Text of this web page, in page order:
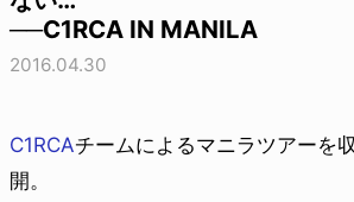
──C1RCA IN MANILA
2016.04.30
C1RCAチームによるマニラツアーを
開。